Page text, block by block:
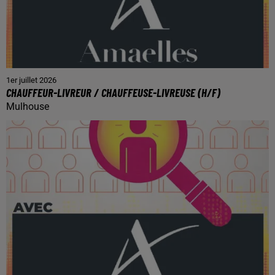
1er juillet 2026
CHAUFFEUR-LIVREUR / CHAUFFEUSE-LIVREUSE (H/F)
Mulhouse